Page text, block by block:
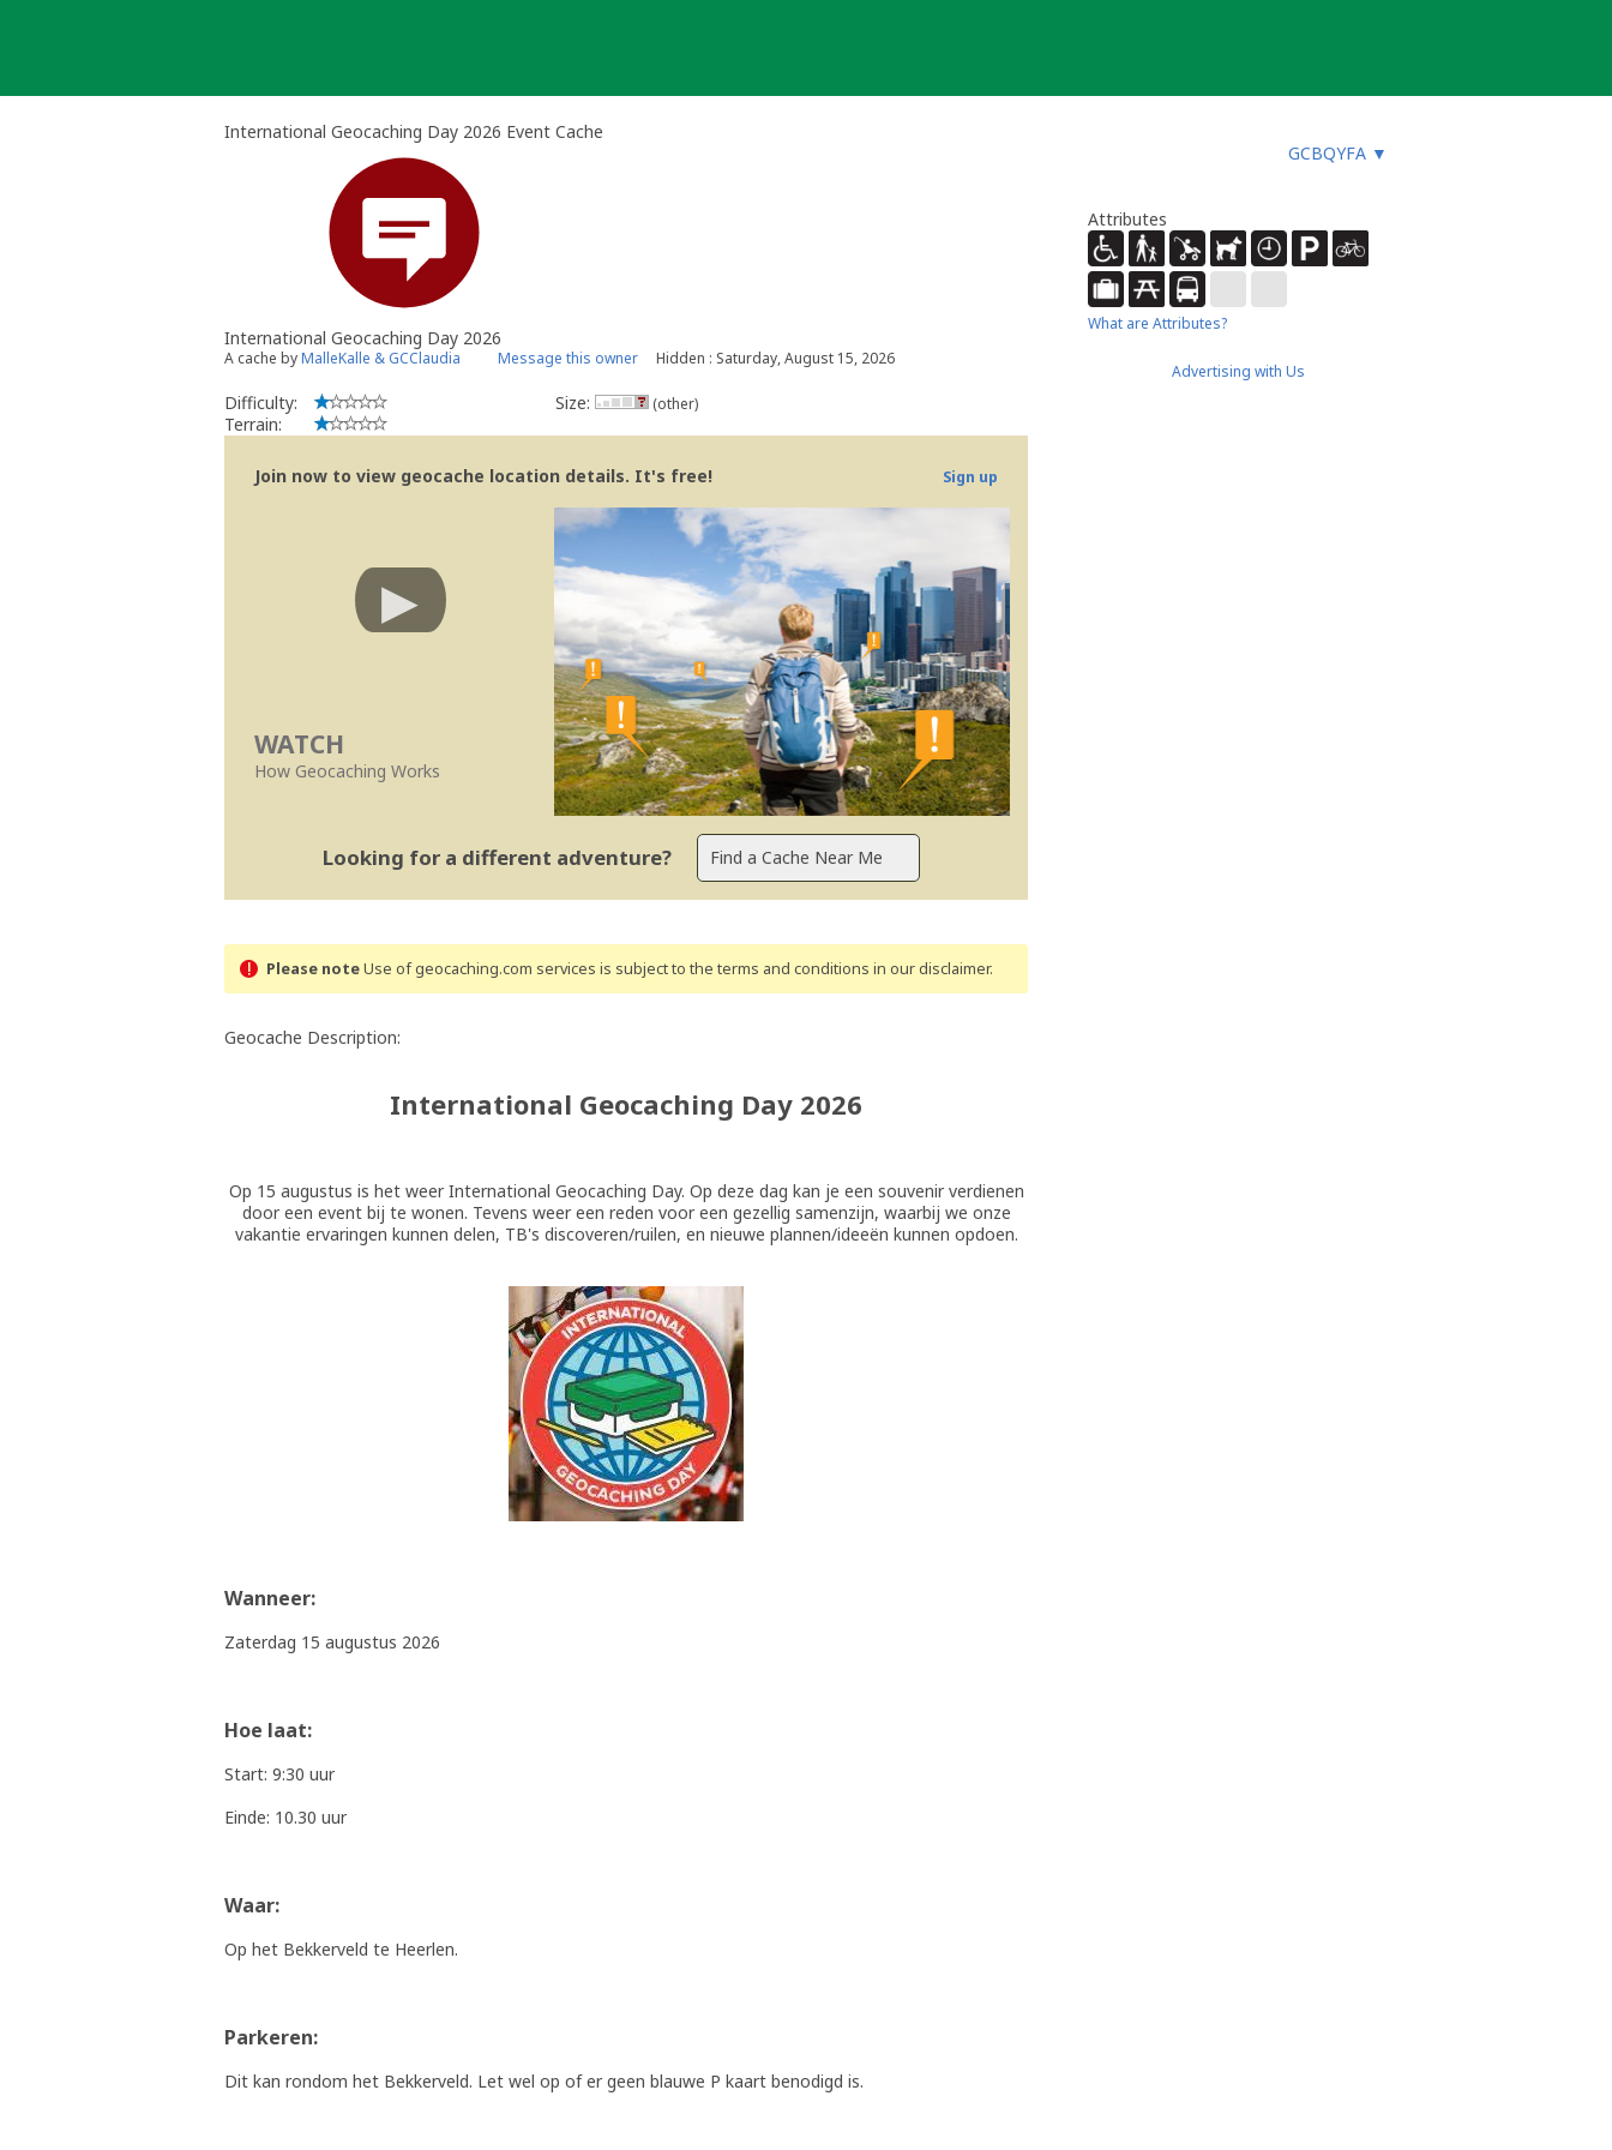
International Geocaching Day 2026 Event Cache
GCBQYFA ▼
International Geocaching Day 2026
A cache byMalleKalle & GCClaudia Message this owner Hidden : Saturday, August 15, 2026
Difficulty:
Terrain:
Size: (other)
Join now to view geocache location details. It's free! Sign up
WATCH
How Geocaching Works
Looking for a different adventure?
Please noteUse of geocaching.com services is subject to the terms and conditions in our disclaimer.
Geocache Description:
International Geocaching Day 2026
Op 15 augustus is het weer International Geocaching Day. Op deze dag kan je een souvenir verdienen
door een event bij te wonen. Tevens weer een reden voor een gezellig samenzijn, waarbij we onze
vakantie ervaringen kunnen delen, TB's discoveren/ruilen, en nieuwe plannen/ideeën kunnen opdoen.
Wanneer:
Zaterdag 15 augustus 2026
Hoe laat:
Start: 9:30 uur
Einde: 10.30 uur
Waar:
Op het Bekkerveld te Heerlen.
Parkeren:
Dit kan rondom het Bekkerveld. Let wel op of er geen blauwe P kaart benodigd is.
Attributes
What are Attributes?
Advertising with Us